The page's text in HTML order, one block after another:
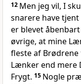
12 Men jeg vil, I
snarere have tjent
er blevet
øvrige, at mine
fleste af
Lænker end mere
Frygt. 15 Nogle